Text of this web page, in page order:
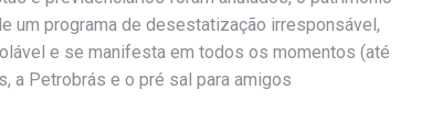
um programa de desestatização irresponsável,
e se manifesta em todos os momentos (até
a Petrobrás e o pré sal para amigos